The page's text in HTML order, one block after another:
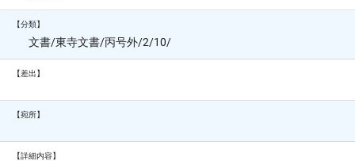
【分類】
文書/東寺文書/丙号外/2/10/
【差出】
【宛所】
【詳細内容】